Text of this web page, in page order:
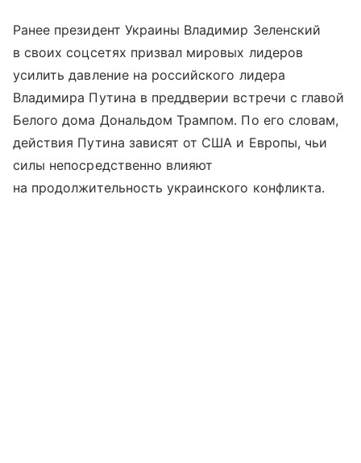
Ранее президент Украины Владимир Зеленский
в своих соцсетях призвал мировых лидеров
усилить давление на российского лидера
Владимира Путина в преддверии встречи с главой
Белого дома Дональдом Трампом. По его словам,
действия Путина зависят от США и Европы, чьи
силы непосредственно влияют
на продолжительность украинского конфликта.